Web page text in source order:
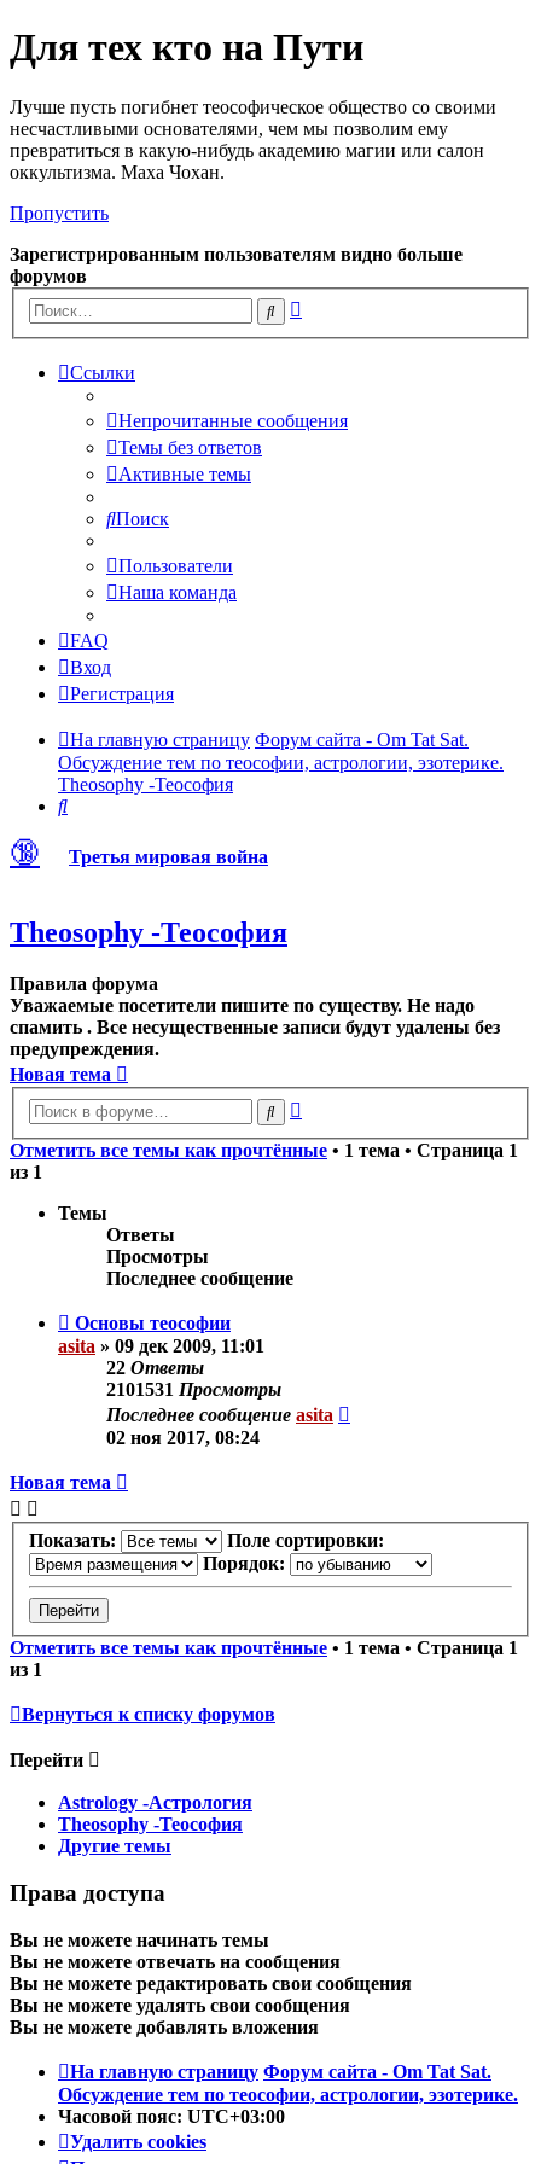
Для тех кто на Пути
Лучше пусть погибнет теософическое общество со своими
несчастливыми основателями, чем мы позволим ему
превратиться в какую-нибудь академию магии или салон
оккультизма. Маха Чохан.
Пропустить
Зарегистрированным пользователям видно больше
форумов
Поиск
Ссылки
Непрочитанные сообщения
Темы без ответов
Активные темы
Поиск
Пользователи
Наша команда
FAQ
Вход
Регистрация
На главную страницу Форум сайта - Om Tat Sat.
Обсуждение тем по теософии, астрологии, эзотерике.
Theosophy -Теософия
Поиск
🔞 Третья мировая война
Theosophy -Теософия
Правила форума
Уважаемые посетители пишите по существу. Не надо
спамить . Все несущественные записи будут удалены без
предупреждения.
Новая тема
Поиск
Отметить все темы как прочтённые • 1 тема • Страница 1
из 1
Темы
Ответы
Просмотры
Последнее сообщение
Основы теософии
asita » 09 дек 2009, 11:01
22 Ответы
2101531 Просмотры
Последнее сообщение asita
02 ноя 2017, 08:24
Новая тема
Показать:
Поле сортировки:
Порядок:
Отметить все темы как прочтённые • 1 тема • Страница 1
из 1
Вернуться к списку форумов
Перейти
Astrology -Астрология
Theosophy -Теософия
Другие темы
Права доступа
Вы не можете начинать темы
Вы не можете отвечать на сообщения
Вы не можете редактировать свои сообщения
Вы не можете удалять свои сообщения
Вы не можете добавлять вложения
На главную страницу Форум сайта - Om Tat Sat.
Обсуждение тем по теософии, астрологии, эзотерике.
Часовой пояс: UTC+03:00
Удалить cookies